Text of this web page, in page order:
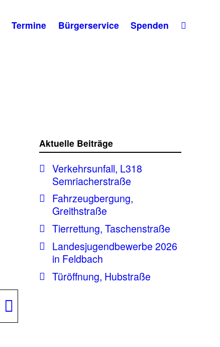
Termine Bürgerservice Spenden
Nächster
Beitrag:
Aktuelle Beiträge
Verkehrsunfall, L318
Semriacherstraße
Fahrzeugbergung,
Greithstraße
Tierrettung, Taschenstraße
Landesjugendbewerbe 2026
in Feldbach
Türöffnung, Hubstraße